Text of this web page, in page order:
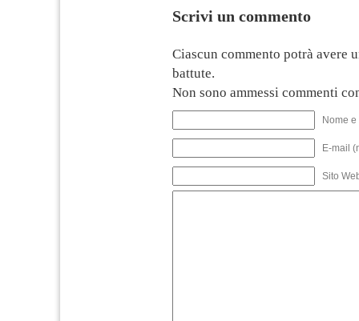
Scrivi un commento
Ciascun commento potrà avere
battute.
Non sono ammessi commenti
Nome
E-mail
Sito